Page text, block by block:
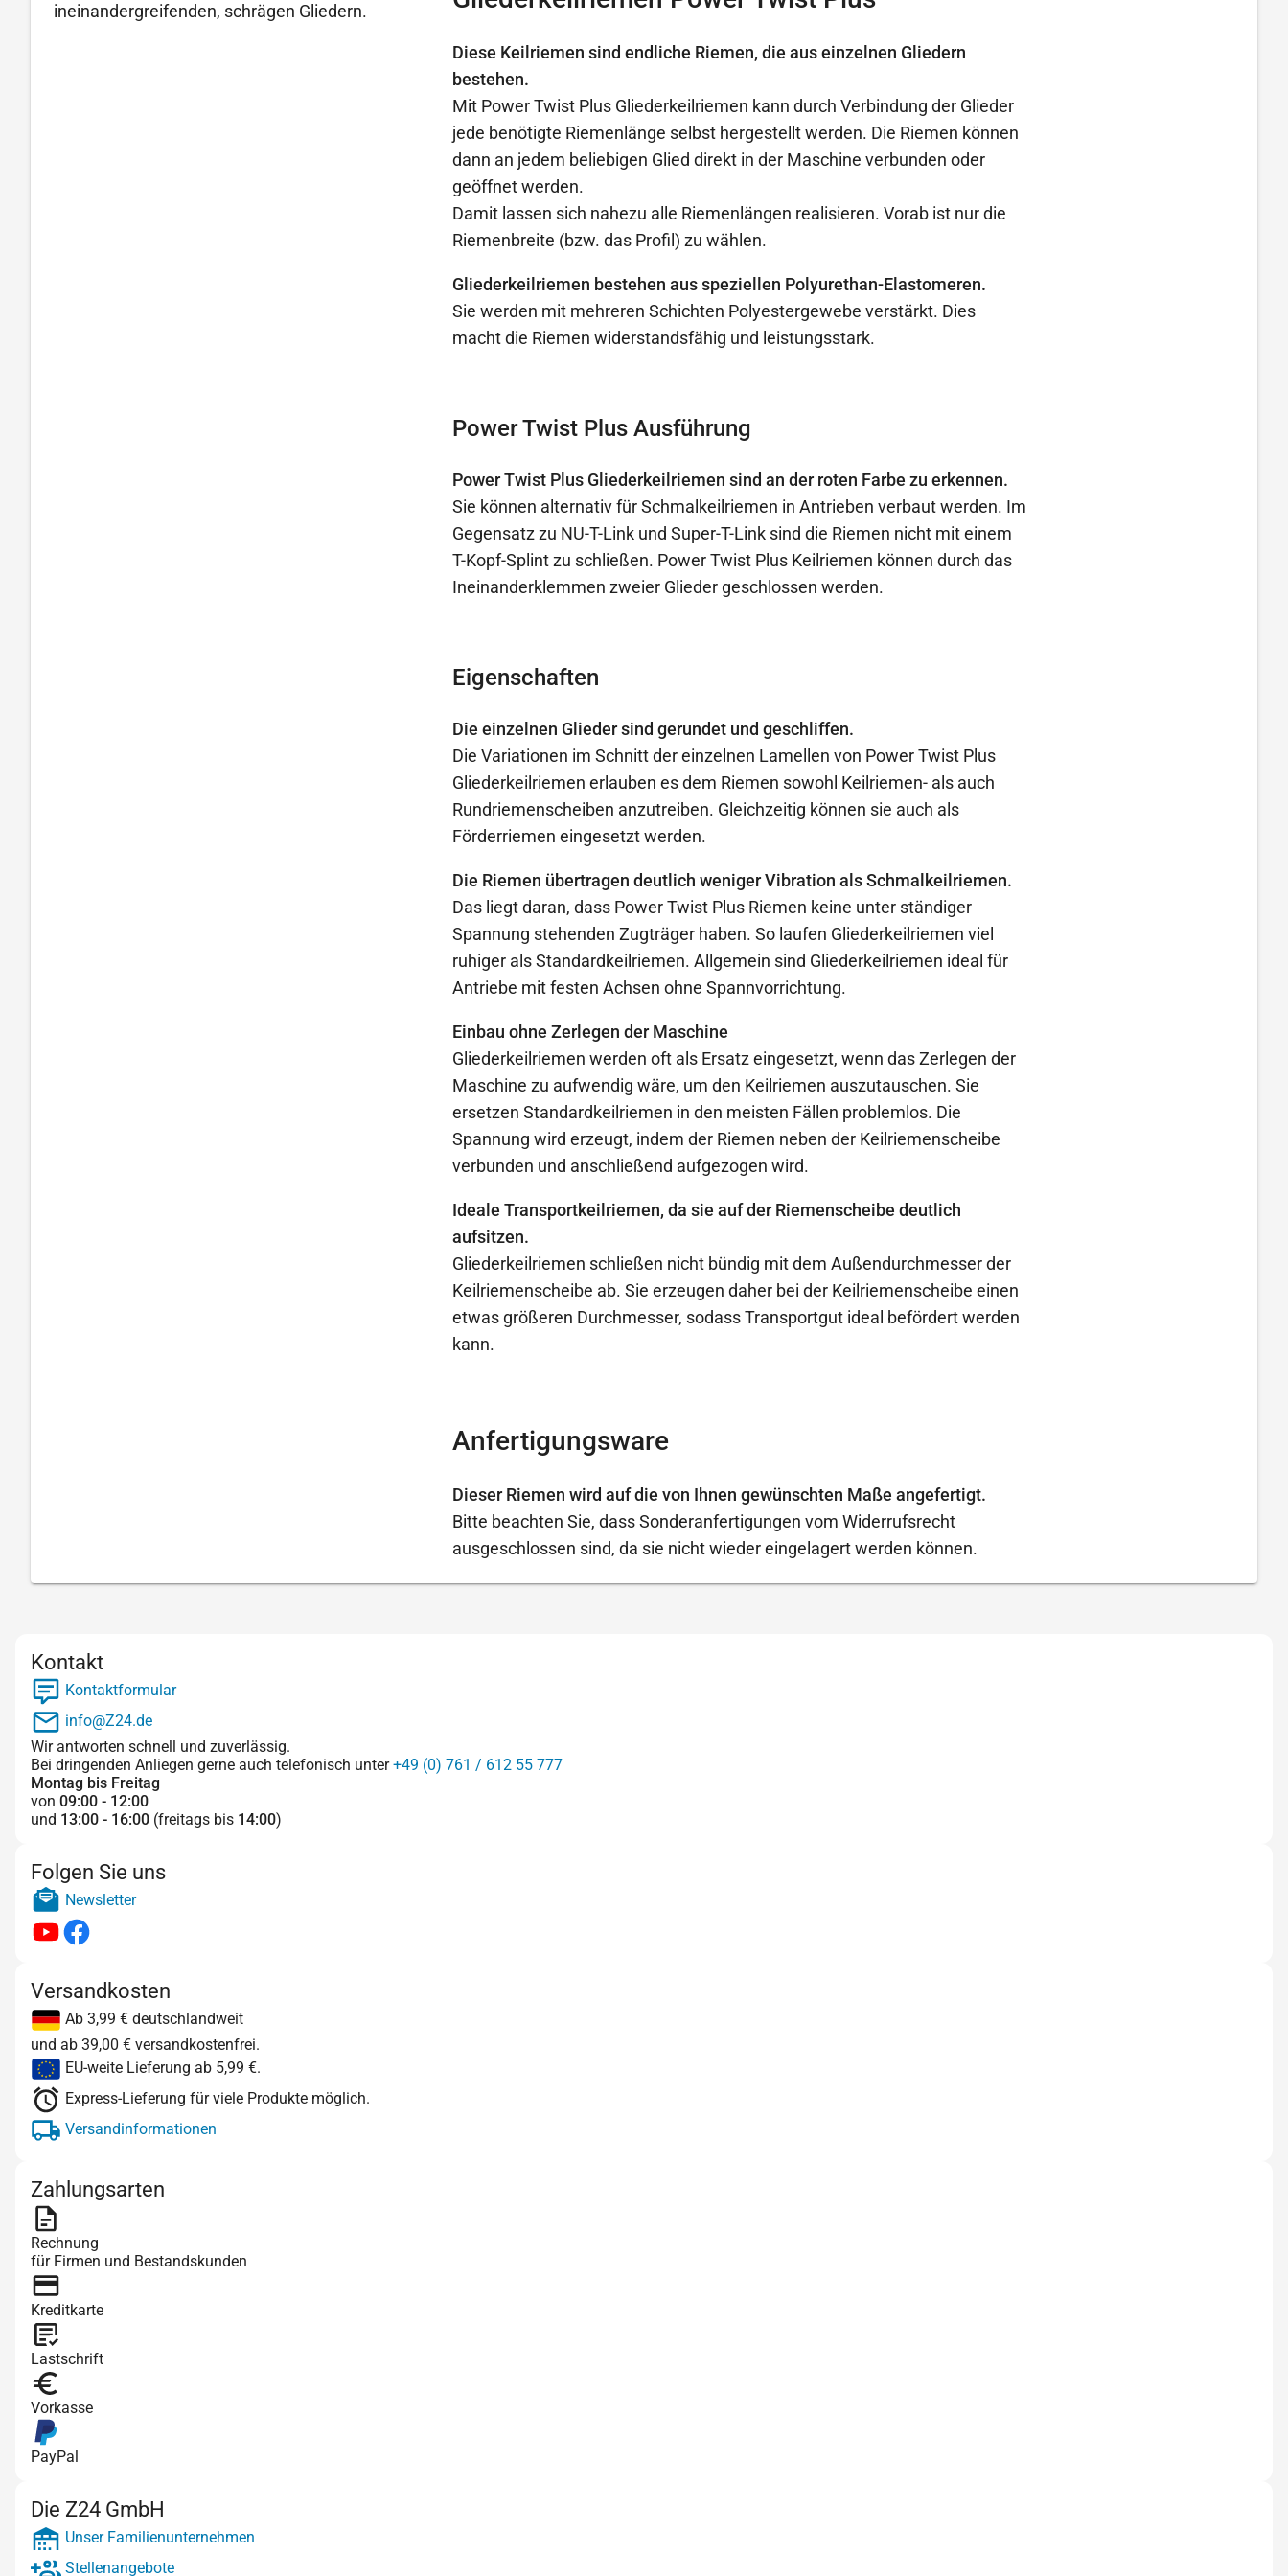
Diese Keilriemen sind endliche Riemen, die aus einzelnen Gliedern
bestehen.
Mit Power Twist Plus Gliederkeilriemen kann durch Verbindung der Glieder
jede benötigte Riemenlänge selbst hergestellt werden. Die Riemen können
dann an jedem beliebigen Glied direkt in der Maschine verbunden oder
geöffnet werden.
Damit lassen sich nahezu alle Riemenlängen realisieren. Vorab ist nur die
Riemenbreite (bzw. das Profil) zu wählen.
Gliederkeilriemen bestehen aus speziellen Polyurethan-Elastomeren.
Sie werden mit mehreren Schichten Polyestergewebe verstärkt. Dies
macht die Riemen widerstandsfähig und leistungsstark.
Power Twist Plus Ausführung
Power Twist Plus Gliederkeilriemen sind an der roten Farbe zu erkennen.
Sie können alternativ für Schmalkeilriemen in Antrieben verbaut werden. Im
Gegensatz zu NU-T-Link und Super-T-Link sind die Riemen nicht mit einem
T-Kopf-Splint zu schließen. Power Twist Plus Keilriemen können durch das
Ineinanderklemmen zweier Glieder geschlossen werden.
Eigenschaften
Die einzelnen Glieder sind gerundet und geschliffen.
Die Variationen im Schnitt der einzelnen Lamellen von Power Twist Plus
Gliederkeilriemen erlauben es dem Riemen sowohl Keilriemen- als auch
Rundriemenscheiben anzutreiben. Gleichzeitig können sie auch als
Förderriemen eingesetzt werden.
Die Riemen übertragen deutlich weniger Vibration als Schmalkeilriemen.
Das liegt daran, dass Power Twist Plus Riemen keine unter ständiger
Spannung stehenden Zugträger haben. So laufen Gliederkeilriemen viel
ruhiger als Standardkeilriemen. Allgemein sind Gliederkeilriemen ideal für
Antriebe mit festen Achsen ohne Spannvorrichtung.
Einbau ohne Zerlegen der Maschine
Gliederkeilriemen werden oft als Ersatz eingesetzt, wenn das Zerlegen der
Maschine zu aufwendig wäre, um den Keilriemen auszutauschen. Sie
ersetzen Standardkeilriemen in den meisten Fällen problemlos. Die
Spannung wird erzeugt, indem der Riemen neben der Keilriemenscheibe
verbunden und anschließend aufgezogen wird.
Ideale Transportkeilriemen, da sie auf der Riemenscheibe deutlich
aufsitzen.
Gliederkeilriemen schließen nicht bündig mit dem Außendurchmesser der
Keilriemenscheibe ab. Sie erzeugen daher bei der Keilriemenscheibe einen
etwas größeren Durchmesser, sodass Transportgut ideal befördert werden
kann.
Anfertigungsware
Dieser Riemen wird auf die von Ihnen gewünschten Maße angefertigt.
Bitte beachten Sie, dass Sonderanfertigungen vom Widerrufsrecht
ausgeschlossen sind, da sie nicht wieder eingelagert werden können.
Kontakt
Kontaktformular
info@Z24.de
Wir antworten schnell und zuverlässig.
Bei dringenden Anliegen gerne auch telefonisch unter+49 (0) 761 / 612 55 777
Montag bis Freitag
von 09:00 - 12:00
und 13:00 - 16:00 (freitags bis 14:00)
Folgen Sie uns
Newsletter
Versandkosten
Ab 3,99 € deutschlandweit
und ab 39,00 € versandkostenfrei.
EU-weite Lieferung ab 5,99 €.
Express-Lieferung für viele Produkte möglich.
Versandinformationen
Zahlungsarten
Rechnung
für Firmen und Bestandskunden
Kreditkarte
Lastschrift
Vorkasse
PayPal
Die Z24 GmbH
Unser Familienunternehmen
Stellenangebote